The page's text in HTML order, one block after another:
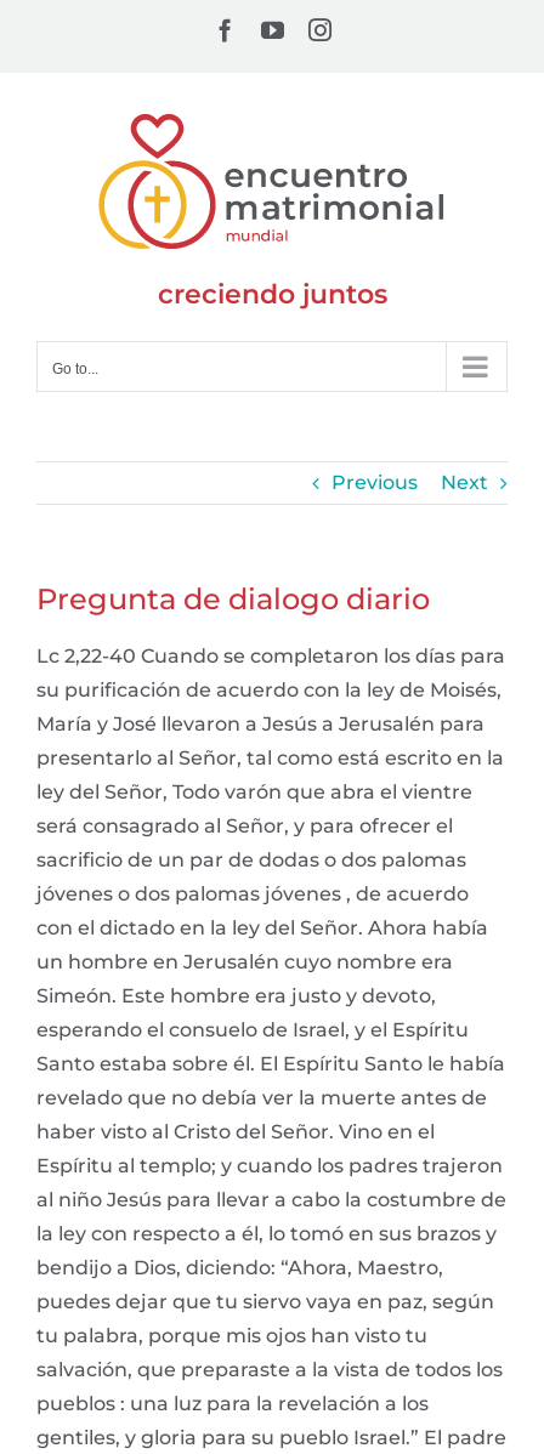
Facebook
YouTubeInstagram
creciendo juntos
Go to...
Previous Next
Pregunta de dialogo diario
Lc 2,22-40 Cuando se completaron los días para
su purificación de acuerdo con la ley de Moisés,
María y José llevaron a Jesús a Jerusalén para
presentarlo al Señor, tal como está escrito en la
ley del Señor, Todo varón que abra el vientre
será consagrado al Señor, y para ofrecer el
sacrificio de un par de dodas o dos palomas
jóvenes o dos palomas jóvenes , de acuerdo
con el dictado en la ley del Señor. Ahora había
un hombre en Jerusalén cuyo nombre era
Simeón. Este hombre era justo y devoto,
esperando el consuelo de Israel, y el Espíritu
Santo estaba sobre él. El Espíritu Santo le había
revelado que no debía ver la muerte antes de
haber visto al Cristo del Señor. Vino en el
Espíritu al templo; y cuando los padres trajeron
al niño Jesús para llevar a cabo la costumbre de
la ley con respecto a él, lo tomó en sus brazos y
bendijo a Dios, diciendo: “Ahora, Maestro,
puedes dejar que tu siervo vaya en paz, según
tu palabra, porque mis ojos han visto tu
salvación, que preparaste a la vista de todos los
pueblos : una luz para la revelación a los
gentiles, y gloria para su pueblo Israel.” El padre